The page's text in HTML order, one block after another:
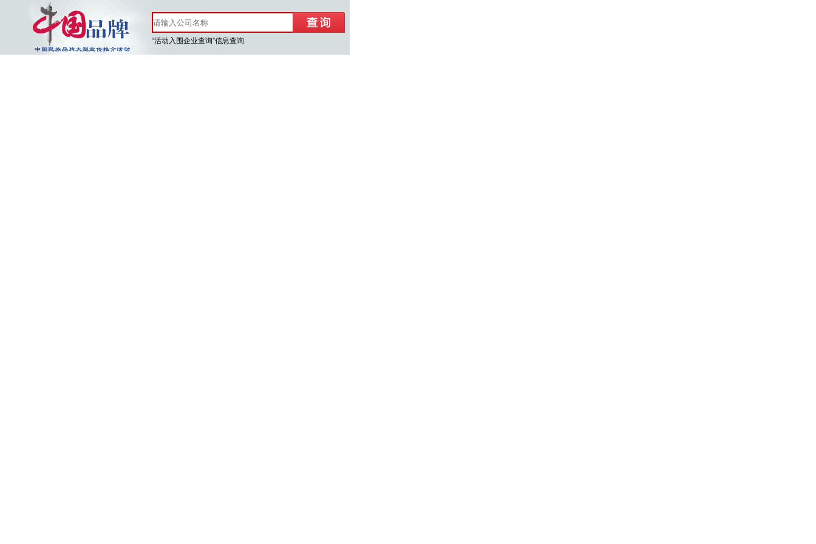
“活动入围企业查询”信息查询